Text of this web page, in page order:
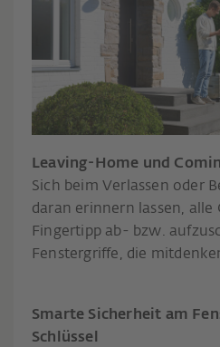
Leaving-Home und
Sich beim Verlassen oder
daran erinnern lassen, alle
Fingertipp ab- bzw.
Fenstergriffe, die
Smarte Sicherheit am
Schlüssel